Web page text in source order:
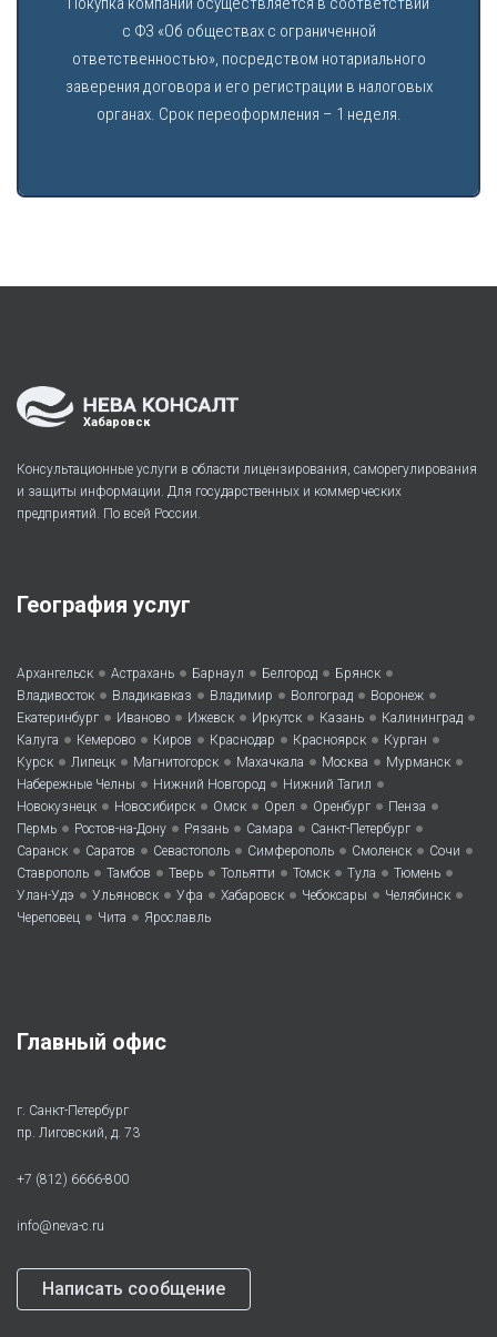
с ФЗ «Об обществах с ограниченной
ответственностью», посредством нотариального
заверения договора и его регистрации в налоговых
органах. Срок переоформления – 1 неделя.
Хабаровск
Консультационные услуги в области лицензирования, саморегулирования
и защиты информации. Для государственных и коммерческих
предприятий. По всей России.
География услуг
Архангельск • Астрахань • Барнаул • Белгород • Брянск •
Владивосток • Владикавказ • Владимир • Волгоград • Воронеж •
Екатеринбург • Иваново • Ижевск • Иркутск • Казань • Калининград •
Калуга • Кемерово • Киров • Краснодар • Красноярск • Курган •
Курск • Липецк • Магнитогорск • Махачкала • Москва • Мурманск •
Набережные Челны • Нижний Новгород • Нижний Тагил •
Новокузнецк • Новосибирск • Омск • Орел • Оренбург • Пенза •
Пермь • Ростов-на-Дону • Рязань • Самара • Санкт-Петербург •
Саранск • Саратов • Севастополь • Симферополь • Смоленск • Сочи •
Ставрополь • Тамбов • Тверь • Тольятти • Томск • Тула • Тюмень •
Улан-Удэ • Ульяновск • Уфа • Хабаровск • Чебоксары • Челябинск •
Череповец • Чита • Ярославль
Главный офис
г. Санкт-Петербург
пр. Лиговский, д. 73
+7 (812) 6666-800
info@neva-c.ru
Написать сообщение